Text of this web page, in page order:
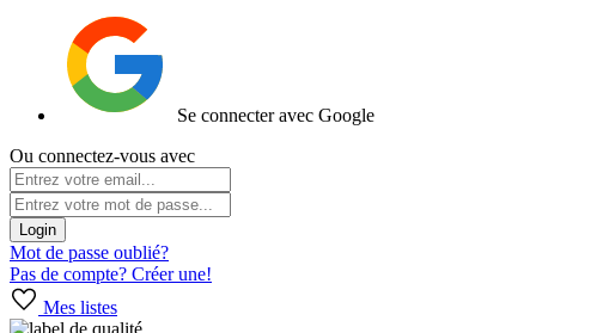
Se connecter avec Google
Ou connectez-vous avec
Login
Mot de passe oublié?
Pas de compte? Créer une!
Mes listes